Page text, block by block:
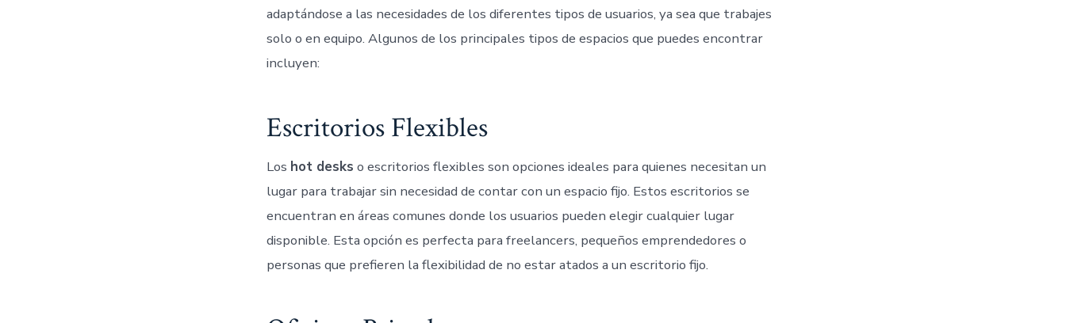
adaptándose a las necesidades de los diferentes tipos de usuarios, ya sea que trabajes
solo o en equipo. Algunos de los principales tipos de espacios que puedes encontrar
incluyen:
Escritorios Flexibles
Los hot desks o escritorios flexibles son opciones ideales para quienes necesitan un
lugar para trabajar sin necesidad de contar con un espacio fijo. Estos escritorios se
encuentran en áreas comunes donde los usuarios pueden elegir cualquier lugar
disponible. Esta opción es perfecta para freelancers, pequeños emprendedores o
personas que prefieren la flexibilidad de no estar atados a un escritorio fijo.